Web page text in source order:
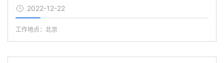
2022-12-22
工作地点：北京